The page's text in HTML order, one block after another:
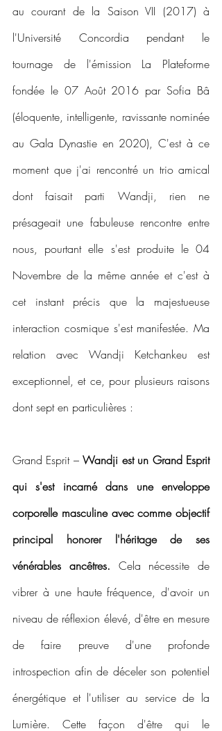
au courant de la Saison VII (2017) à
l'Université Concordia pendant le
tournage de l'émission La Plateforme
fondée le 07 Août 2016 par Sofia Bâ
(éloquente, intelligente, ravissante nominée
au Gala Dynastie en 2020), C'est à ce
moment que j'ai rencontré un trio amical
dont faisait parti Wandji, rien ne
présageait une fabuleuse rencontre entre
nous, pourtant elle s'est produite le 04
Novembre de la même année et c'est à
cet instant précis que la majestueuse
interaction cosmique s'est manifestée. Ma
relation avec Wandji Ketchankeu est
exceptionnel, et ce, pour plusieurs raisons
dont sept en particulières :
Grand Esprit – Wandji est un Grand Esprit
qui s'est incarné dans une enveloppe
corporelle masculine avec comme objectif
principal honorer l'héritage de ses
vénérables ancêtres. Cela nécessite de
vibrer à une haute fréquence, d'avoir un
niveau de réflexion élevé, d'être en mesure
de faire preuve d'une profonde
introspection afin de déceler son potentiel
énergétique et l'utiliser au service de la
Lumière. Cette façon d'être qui le